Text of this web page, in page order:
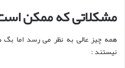
مشکلاتی که ممکن
همه چیز عالی به نظر می رسد اما
نیستند :